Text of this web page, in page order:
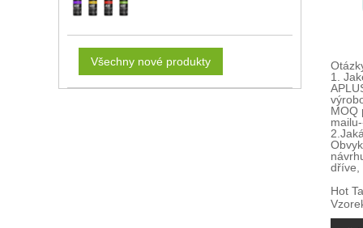
Všechny nové produkty
1.
MOQ
2.
dříve,
Hot